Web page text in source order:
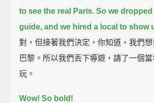
to see the real Paris. So we
guide, and we hired a local to show
對，但接著我們決定，你知道，我們
巴黎。所以我們丟下導遊，請了一個
玩。
Wow! So bold!